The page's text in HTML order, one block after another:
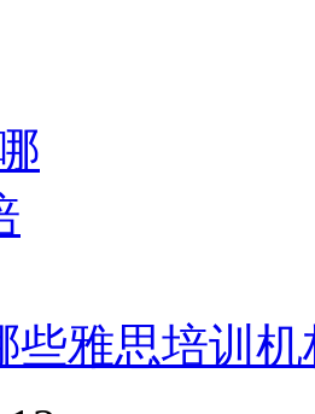
些雅思培训机